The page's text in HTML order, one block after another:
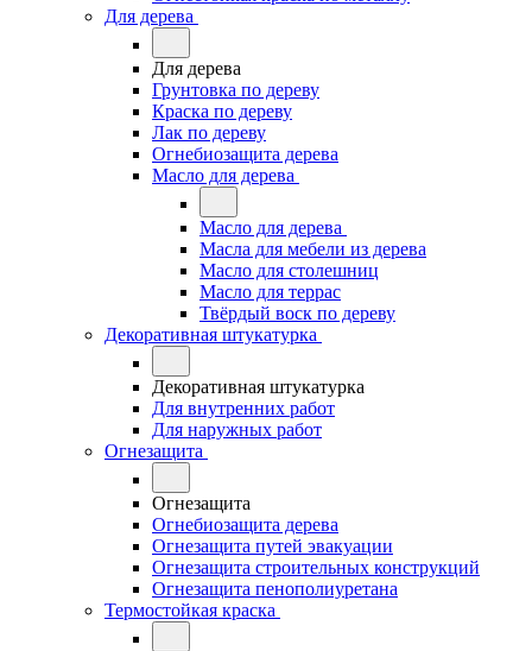
Для дерева
Для дерева
Грунтовка по дереву
Краска по дереву
Лак по дереву
Огнебиозащита дерева
Масло для дерева
Масло для дерева
Масла для мебели из дерева
Масло для столешниц
Масло для террас
Твёрдый воск по дереву
Декоративная штукатурка
Декоративная штукатурка
Для внутренних работ
Для наружных работ
Огнезащита
Огнезащита
Огнебиозащита дерева
Огнезащита путей эвакуации
Огнезащита строительных конструкций
Огнезащита пенополиуретана
Термостойкая краска